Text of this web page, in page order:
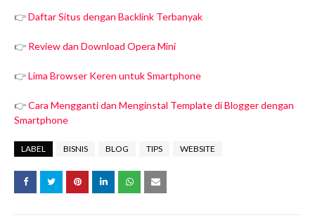
👉Daftar Situs dengan Backlink Terbanyak
👉 Review dan Download Opera Mini
👉Lima Browser Keren untuk Smartphone
👉Cara Mengganti dan Menginstal Template di Blogger dengan
Smartphone
LABEL BISNIS BLOG TIPS WEBSITE